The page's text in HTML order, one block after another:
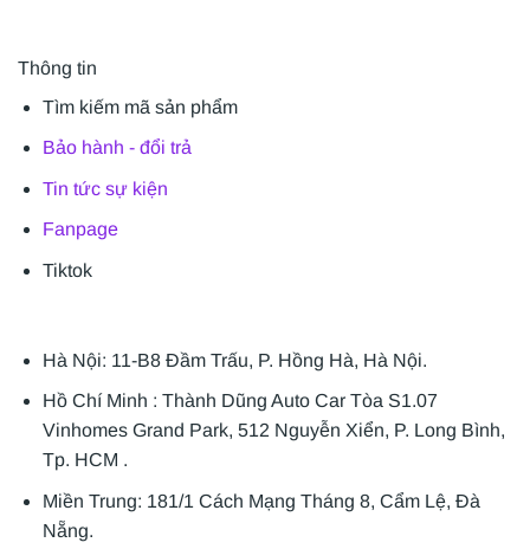
Thông tin
Tìm kiếm mã sản phẩm
Bảo hành - đổi trả
Tin tức sự kiện
Fanpage
Tiktok
Hà Nội: 11-B8 Đầm Trấu, P. Hồng Hà, Hà Nội.
Hồ Chí Minh : Thành Dũng Auto Car Tòa S1.07
Vinhomes Grand Park, 512 Nguyễn Xiển, P. Long Bình,
Tp. HCM .
Miền Trung: 181/1 Cách Mạng Tháng 8, Cẩm Lệ, Đà
Nẵng.